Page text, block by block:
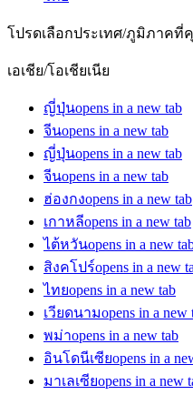
โปรดเลือกประเทศ/ภูมิภาค
เอเชีย/โอเชียเนีย
ญี่ปุ่นopens in a new tab
จีนopens in a new tab
ญี่ปุ่นopens in a new tab
จีนopens in a new tab
ฮ่องกงopens in a new tab
เกาหลีopens in a new tab
ไต้หวันopens in a new
สิงคโปร์opens in a new
ไทยopens in a new tab
เวียดนามopens in a new
พม่าopens in a new tab
อินโดนีเซียopens in a
มาเลเซียopens in a new